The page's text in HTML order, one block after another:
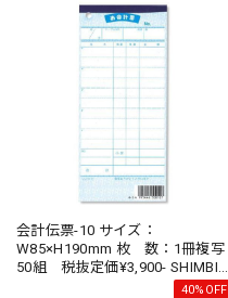
会計伝票-10 サイズ：
W85×H190mm 枚 数：1冊複写
50組 税抜定価¥3,900- SHIMBI
40%OFF